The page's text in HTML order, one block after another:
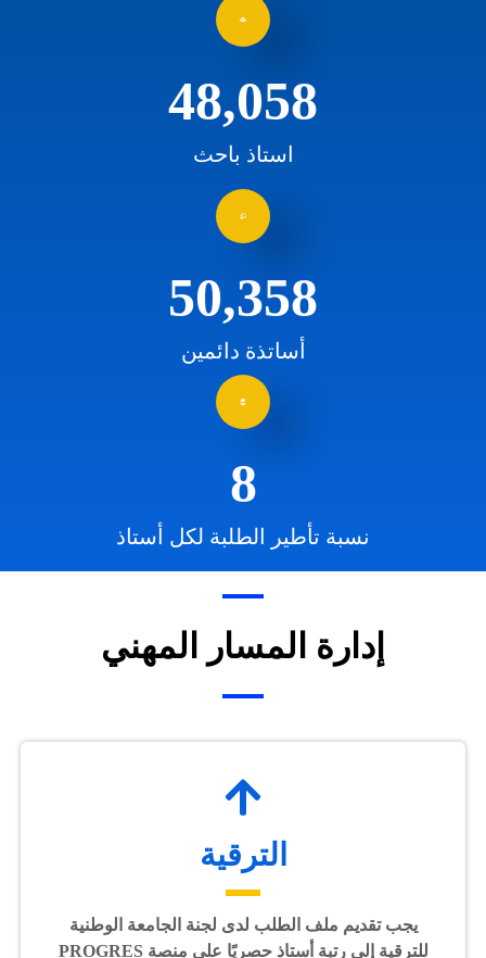
54,962
استاذ باحث
57,773
أساتذة دائمين
13
نسبة تأطير الطلبة لكل أستاذ
إدارة المسار المهني
الترقية
يجب تقديم ملف الطلب لدى لجنة الجامعة الوطنية
للترقية إلى رتبة أستاذ حصريًا على منصة PROGRES